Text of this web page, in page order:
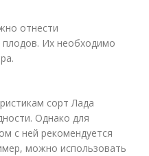
отнести
Их необходимо
сорт Лада
Однако для
с ней рекомендуется
можно использовать